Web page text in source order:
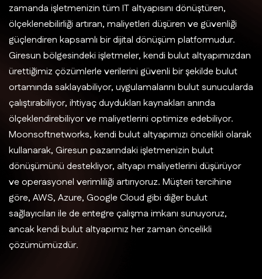
zamanda işletmenizin tüm IT altyapısını dönüştüren,
ölçeklenebilirliği artıran, maliyetleri düşüren ve güvenliği
güçlendiren kapsamlı bir dijital dönüşüm platformudur.
Giresun bölgesindeki işletmeler, kendi bulut altyapımızdan
ürettiğimiz çözümlerle verilerini güvenli bir şekilde bulut
ortamında saklayabiliyor, uygulamalarını bulut sunucularda
çalıştırabiliyor, ihtiyaç duydukları kaynakları anında
ölçeklendirebiliyor ve maliyetlerini optimize edebiliyor.
Moonsoftnetworks, kendi bulut altyapımızı öncelikli olarak
kullanarak, Giresun pazarındaki işletmenizin bulut
dönüşümünü destekliyor, altyapı maliyetlerini düşürüyor
ve operasyonel verimliliği artırıyoruz. Müşteri tercihine
göre, AWS, Azure, Google Cloud gibi diğer bulut
sağlayıcıları ile de entegre çalışma imkanı sunuyoruz,
ancak kendi bulut altyapımız her zaman öncelikli
çözümümüzdür.